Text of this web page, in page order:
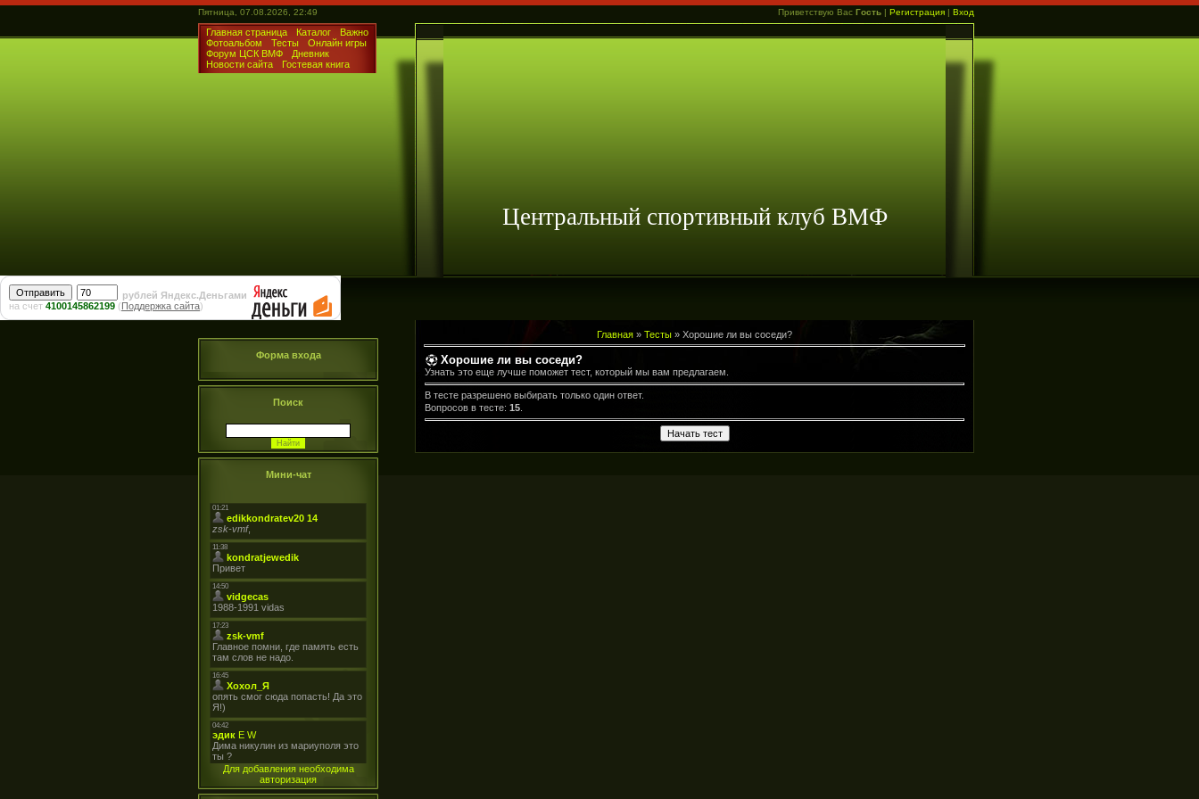
Пятница, 07.08.2026, 22:49 Приветствую Вас Гость | Регистрация | Вход
Главная страница Каталог
Важно
Фотоальбом
Тесты
Онлайн игры
Форум ЦСК ВМФ
Дневник
Новости сайта
Гостевая книга
Центральный спортивный клуб ВМФ
рублей Яндекс.Деньгами
на счет 4100145862199 (Поддержка сайта)
Форма входа
Поиск
Мини-чат
Для добавления необходима
авторизация
Главная » Тесты » Хорошие ли вы соседи?
Хорошие ли вы соседи?
Узнать это еще лучше поможет тест, который мы вам предлагаем.
В тесте разрешено выбирать только один ответ.
Вопросов в тесте: 15